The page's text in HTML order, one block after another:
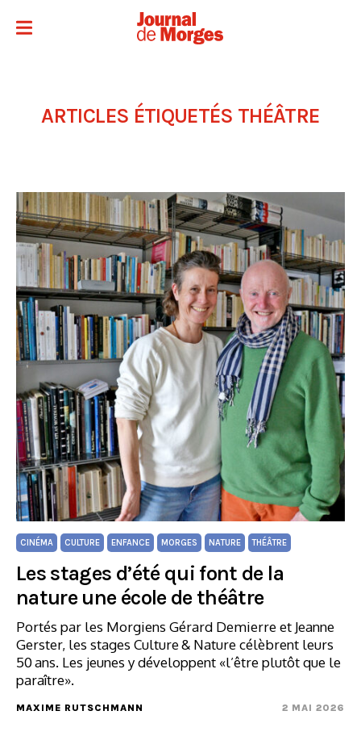
ARTICLES ÉTIQUETÉS THÉÂTRE
CINÉMA CULTURE ENFANCE MORGES NATURE THÉÂTRE
Les stages d’été qui font de la
nature une école de théâtre
Portés par les Morgiens Gérard Demierre et Jeanne
Gerster, les stages Culture & Nature célèbrent leurs
50 ans. Les jeunes y développent «l’être plutôt que le
paraître».
MAXIME RUTSCHMANN 2 MAI 2026